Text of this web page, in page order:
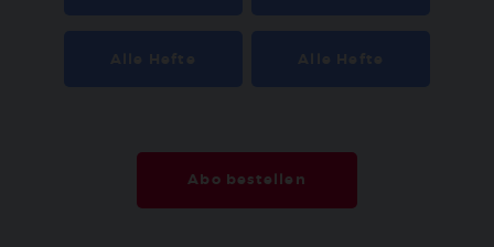
Abo bestellen